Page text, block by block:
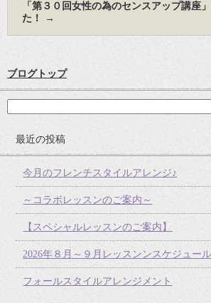
「第３０回女性の為のセンスアップ講座
た！
→
ブログトップ
最近の投稿
今月のフレンチスタイルアレンジ♪
～コラボレッスンのご案内～
【スペシャルレッスンのご案内】
2026年８月～９月レッスンンスケジュール
フォールスタイルアレンジメント